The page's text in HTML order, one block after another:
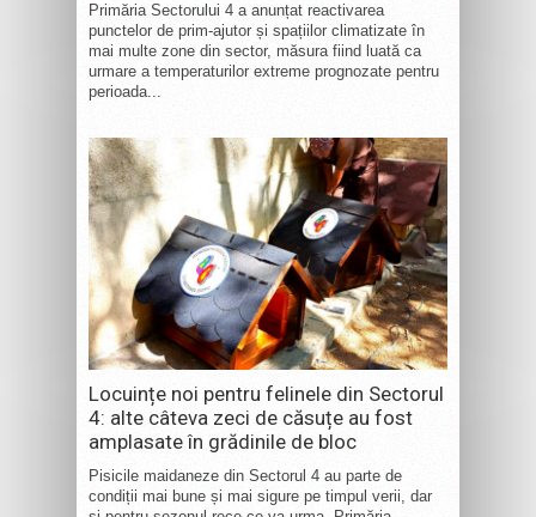
Primăria Sectorului 4 a anunțat reactivarea
punctelor de prim-ajutor și spațiilor climatizate în
mai multe zone din sector, măsura fiind luată ca
urmare a temperaturilor extreme prognozate pentru
perioada...
Locuințe noi pentru felinele din Sectorul
4: alte câteva zeci de căsuțe au fost
amplasate în grădinile de bloc
Pisicile maidaneze din Sectorul 4 au parte de
condiții mai bune și mai sigure pe timpul verii, dar